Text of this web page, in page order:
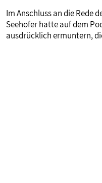
Im Anschluss an die Rede
Seehofer hatte auf dem
ausdrücklich ermuntern,